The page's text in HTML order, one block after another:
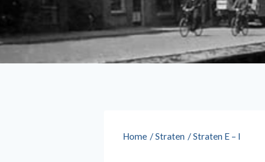
Home /Straten /Straten E – I